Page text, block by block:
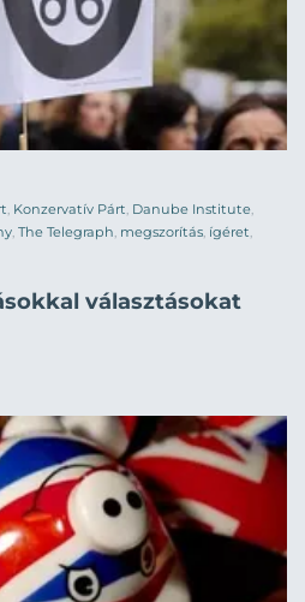
, Konzervatív Párt, Danube Institute,
, The Telegraph, megszorítás, ígéret,
választásokat